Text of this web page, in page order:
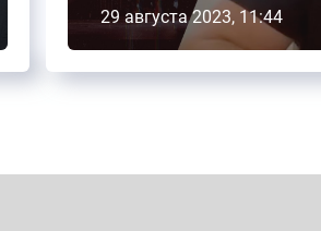
29 августа 2023, 11:44